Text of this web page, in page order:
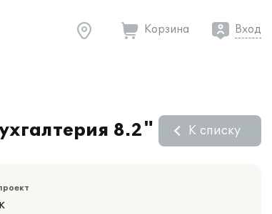
Корзина Вход
8.2" К списку